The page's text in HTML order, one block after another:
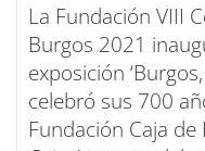
La Fundación VIII
Burgos 2021
exposición
celebró sus 700
Fundación Caja de